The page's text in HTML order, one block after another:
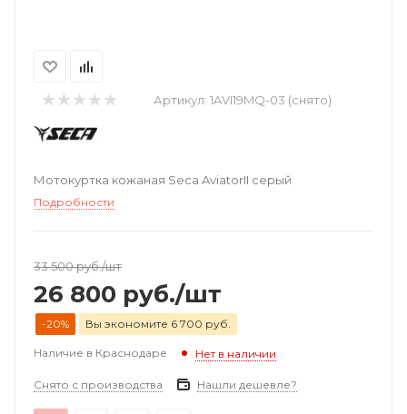
Артикул: 1AVI19MQ-03 (снято)
Мотокуртка кожаная Seca AviatorII серый
Подробности
33 500руб./шт
26 800 руб./шт
-20% Вы экономите 6 700 руб.
Наличие в Краснодаре Нет в наличии
Снято с производства Нашли дешевле?